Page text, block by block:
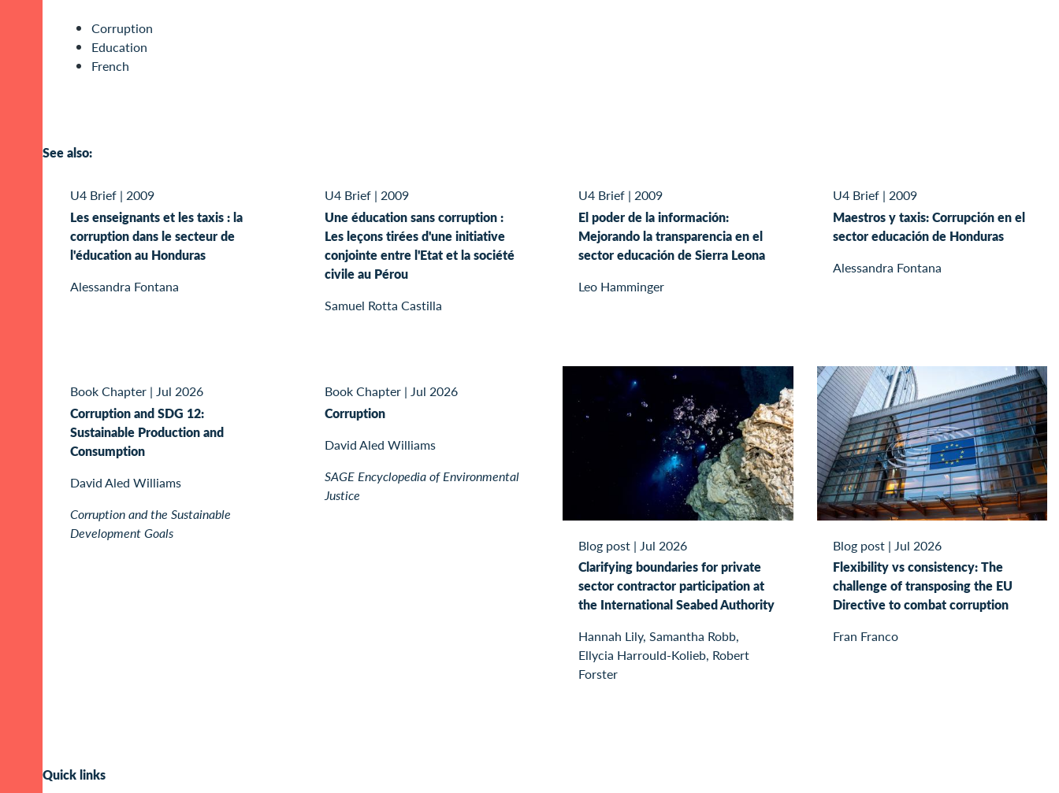
Corruption
Education
French
See also:
U4 Brief | 2009
Les enseignants et les taxis : la
corruption dans le secteur de
l'éducation au Honduras
Alessandra Fontana
U4 Brief| 2009
Une éducation sans corruption :
Les leçons tirées d'une initiative
conjointe entre l'Etat et la société
civile au Pérou
Samuel Rotta Castilla
U4 Brief | 2009
El poder de la información:
Mejorando la transparencia en el
sector educación de Sierra Leona
Leo Hamminger
U4 Brief| 2009
Maestros y taxis: Corrupción en el
sector educación de Honduras
Alessandra Fontana
Book Chapter | Jul 2026
Corruption and SDG 12:
Sustainable Production and
Consumption
David Aled Williams
Corruption and the Sustainable
Development Goals
Book Chapter| Jul 2026
Corruption
David Aled Williams
SAGE Encyclopedia of Environmental
Justice
Blog post | Jul 2026
Clarifying boundaries for private
sector contractor participation at
the International Seabed Authority
Hannah Lily, Samantha Robb,
Ellycia Harrould-Kolieb, Robert
Forster
Blog post| Jul 2026
Flexibility vs consistency: The
challenge of transposing the EU
Directive to combat corruption
Fran Franco
Quick links